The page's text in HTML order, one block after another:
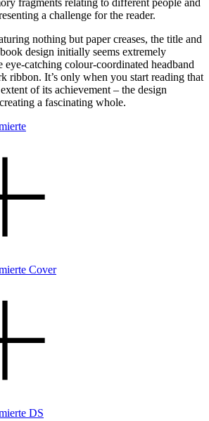
fragments relating to different people and
a challenge for the reader.
nothing but paper creases, the title and
design initially seems extremely
eye-catching colour-coordinated headband
ribbon. It’s only when you start reading that
of its achievement – the design
a fascinating whole.